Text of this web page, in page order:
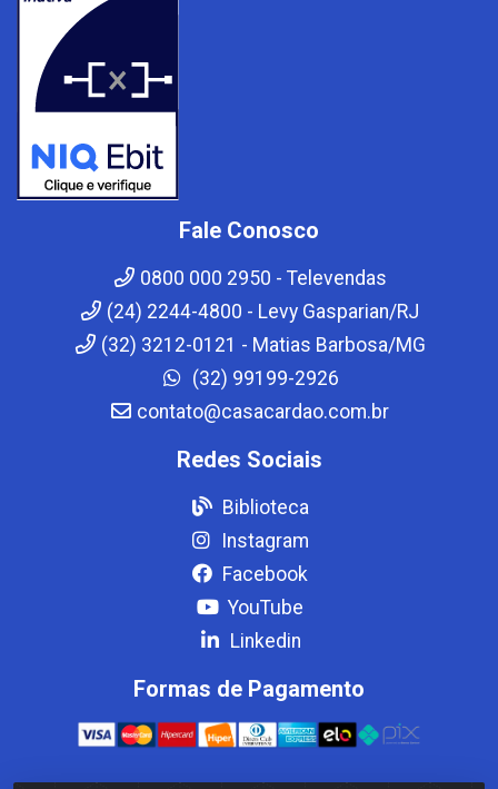
Fale Conosco
0800 000 2950 - Televendas
(24) 2244-4800 - Levy Gasparian/RJ
(32) 3212-0121 - Matias Barbosa/MG
(32) 99199-2926
contato@casacardao.com.br
Redes Sociais
Biblioteca
Instagram
Facebook
YouTube
Linkedin
Formas de Pagamento